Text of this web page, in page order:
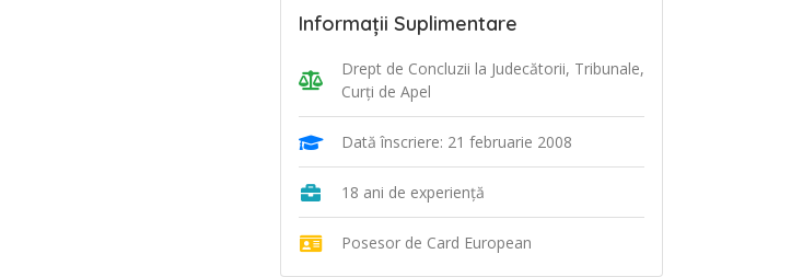
Informații Suplimentare
Drept de Concluzii la Judecătorii, Tribunale,
Curţi de Apel
Dată înscriere: 21 februarie 2008
18 ani de experiență
Posesor de Card European